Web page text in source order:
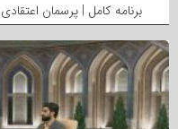
برنامه کامل | پرسمان اعتقادی | ۱۴۰۵.۴.۲۷ | استاد محمدی